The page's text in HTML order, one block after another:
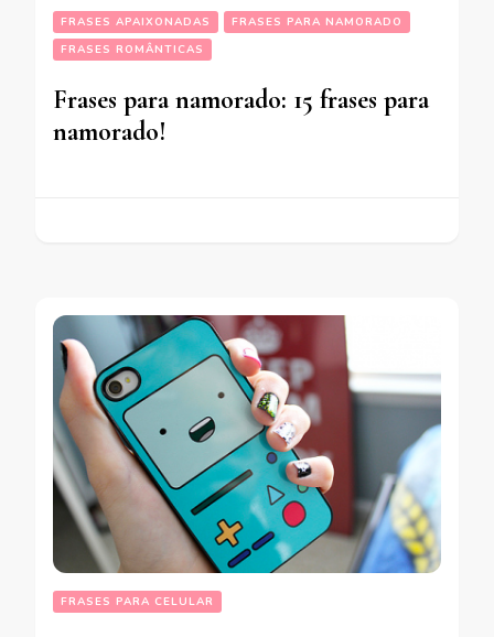
FRASES APAIXONADAS
FRASES PARA NAMORADO
FRASES ROMÂNTICAS
Frases para namorado: 15 frases para
namorado!
FRASES PARA CELULAR